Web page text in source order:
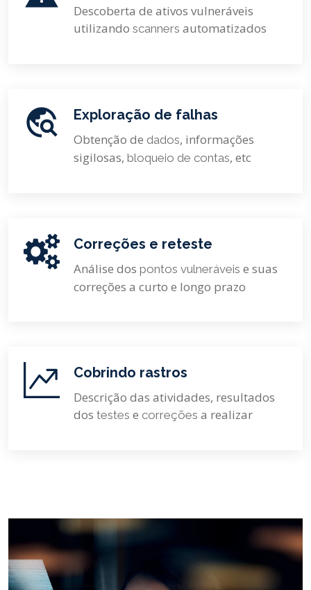
Descoberta de ativos vulneráveis
utilizando scanners automatizados
Exploração de falhas
Obtenção de dados, informações
sigilosas, bloqueio de contas, etc
Correções e reteste
Análise dos pontos vulneráveis e suas
correções a curto e longo prazo
Cobrindo rastros
Descrição das atividades, resultados
dos testes e correções a realizar